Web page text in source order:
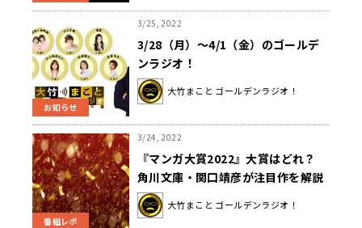
お知らせ
3/25, 2022
3/28（月）～4/1（金）のゴールデ
ンラジオ！
大竹まこと ゴールデンラジオ！
番組レポ
3/24, 2022
『マンガ大賞2022』大賞はどれ？
角川文庫・関口靖彦が注目作を解説
『チ。―地球の運動について―』
『女の園の星』『ひらやすみ』
大竹まこと ゴールデンラジオ！